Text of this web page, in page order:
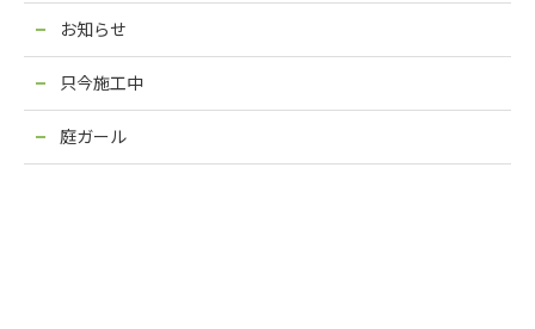
お知らせ
只今施工中
庭ガール